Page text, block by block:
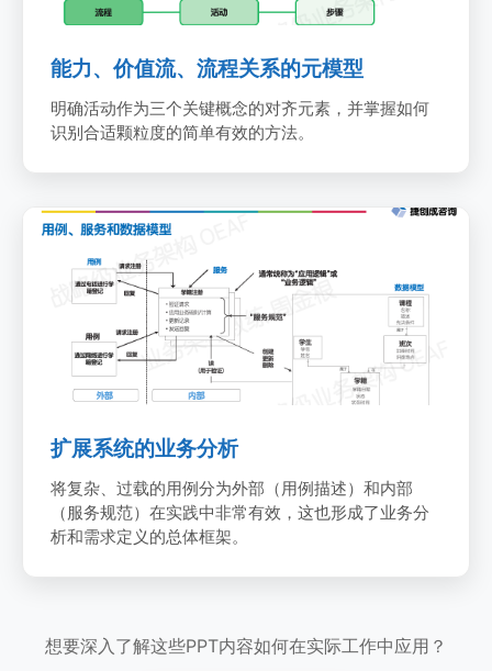
能力、价值流、流程关系的元模型
明确活动作为三个关键概念的对齐元素，并掌握如何
识别合适颗粒度的简单有效的方法。
扩展系统的业务分析
将复杂、过载的用例分为外部（用例描述）和内部
（服务规范）在实践中非常有效，这也形成了业务分
析和需求定义的总体框架。
想要深入了解这些PPT内容如何在实际工作中应用？